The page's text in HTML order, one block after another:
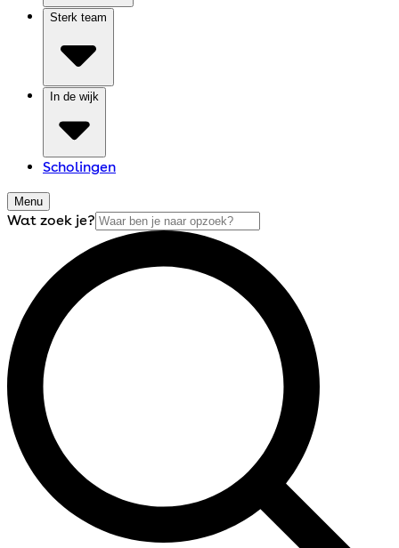
Sterk team
In de wijk
Scholingen
Menu
Wat zoek je?